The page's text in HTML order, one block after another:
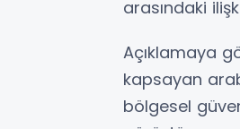
arasındaki
Açıklamaya
kapsayan
bölgesel